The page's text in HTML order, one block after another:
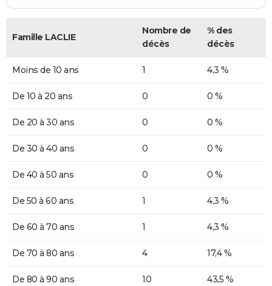
Famille LACLIE
Nombre de
décès
% des
décès
Moins de 10 ans 1 4,3 %
De 10 à 20 ans 0 0 %
De 20 à 30 ans 0 0 %
De 30 à 40 ans 0 0 %
De 40 à 50 ans 0 0 %
De 50 à 60 ans 1 4,3 %
De 60 à 70 ans 1 4,3 %
De 70 à 80 ans 4 17,4 %
De 80 à 90 ans 10 43,5 %